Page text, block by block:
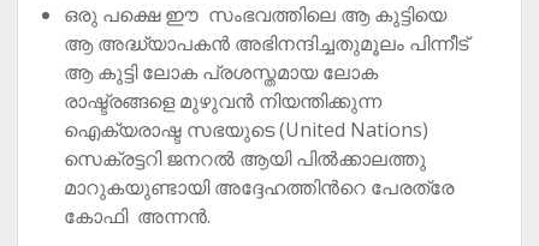
ഒരു പക്ഷെ ഈ സംഭവത്തിലെ ആ കുട്ടിയെ
ആ അദ്ധ്യാപകൻ അഭിനന്ദിച്ചതുമൂലം പിന്നീട്
ആ കുട്ടി ലോക പ്രശസ്തമായ ലോക
രാഷ്ട്രങ്ങളെ മുഴുവൻ നിയന്തിക്കുന്ന
ഐക്യരാഷ്ട സഭയുടെ (United Nations)
സെക്രട്ടറി ജനറൽ ആയി പിൽക്കാലത്തു
മാറുകയുണ്ടായി അദ്ദേഹത്തിൻറെ പേരത്രേ
കോഫി അന്നൻ.